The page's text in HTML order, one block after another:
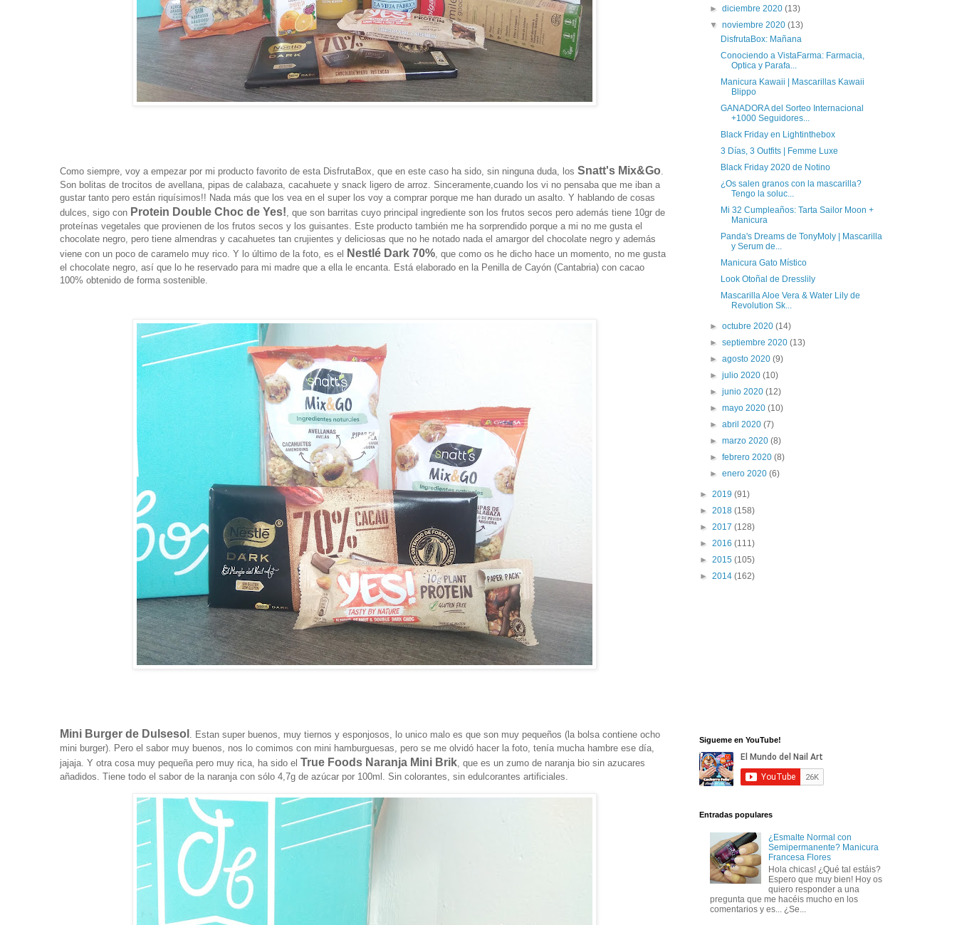
Como siempre, voy a empezar por mi producto favorito de esta DisfrutaBox, que en este caso ha sido, sin ninguna duda, los Snatt's Mix&Go.
Son bolitas de trocitos de avellana, pipas de calabaza, cacahuete y snack ligero de arroz. Sinceramente,cuando los vi no pensaba que me iban a
gustar tanto pero están riquísimos!! Nada más que los vea en el super los voy a comprar porque me han durado un asalto. Y hablando de cosas
dulces, sigo con Protein Double Choc de Yes!, que son barritas cuyo principal ingrediente son los frutos secos pero además tiene 10gr de
proteínas vegetales que provienen de los frutos secos y los guisantes. Este producto también me ha sorprendido porque a mi no me gusta el
chocolate negro, pero tiene almendras y cacahuetes tan crujientes y deliciosas que no he notado nada el amargor del chocolate negro y además
viene con un poco de caramelo muy rico. Y lo último de la foto, es el
Nestlé Dark 70%, que como os he dicho hace un momento, no me gusta
el chocolate negro, así que lo he reservado para mi madre que a ella le encanta. Está elaborado en la Penilla de Cayón (Cantabria) con cacao
100% obtenido de forma sostenible.
Mini Burger de Dulsesol . Estan super buenos, muy tiernos y esponjosos, lo unico malo es que son muy pequeños (la bolsa contiene ocho
mini burger). Pero el sabor muy buenos, nos lo comimos con mini hamburguesas, pero se me olvidó hacer la foto, tenía mucha hambre ese día,
jajaja. Y otra cosa muy pequeña pero muy rica, ha sido el True Foods Naranja Mini Brik, que es un zumo de naranja bio sin azucares
añadidos. Tiene todo el sabor de la naranja con sólo 4,7g de azúcar por 100ml. Sin colorantes, sin edulcorantes artificiales.
►diciembre 2020(13)
▼noviembre 2020(13)
DisfrutaBox: Mañana
Conociendo a VistaFarma: Farmacia,
Optica y Parafa...
Manicura Kawaii | Mascarillas Kawaii
Blippo
GANADORA del Sorteo Internacional
+1000 Seguidores...
Black Friday en Lightinthebox
3 Días, 3 Outfits | Femme Luxe
Black Friday 2020 de Notino
¿Os salen granos con la mascarilla?
Tengo la soluc...
Mi 32 Cumpleaños: Tarta Sailor Moon +
Manicura
Panda's Dreams de TonyMoly | Mascarilla
y Serum de...
Manicura Gato Místico
Look Otoñal de Dresslily
Mascarilla Aloe Vera & Water Lily de
Revolution Sk...
►octubre 2020(14)
►septiembre 2020(13)
►agosto 2020(9)
►julio 2020(10)
►junio 2020(12)
►mayo 2020(10)
►abril 2020(7)
►marzo 2020(8)
►febrero 2020(8)
►enero 2020(6)
► 2019 (91)
► 2018 (158)
► 2017 (128)
► 2016 (111)
► 2015 (105)
► 2014 (162)
Sigueme en YouTube!
Entradas populares
¿Esmalte Normal con
Semipermanente? Manicura
Francesa Flores
Hola chicas! ¿Qué tal estáis?
Espero que muy bien! Hoy os
quiero responder a una
pregunta que me hacéis mucho en los
comentarios y es... ¿Se...